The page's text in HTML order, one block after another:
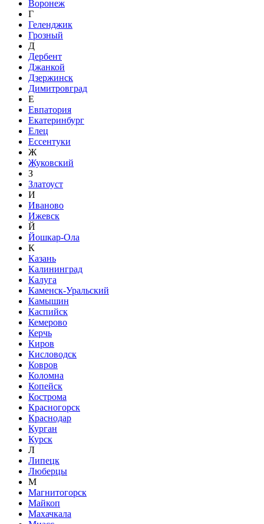
Воронеж
Г
Геленджик
Грозный
Д
Дербент
Джанкой
Дзержинск
Димитровград
Е
Евпатория
Екатеринбург
Елец
Ессентуки
Ж
Жуковский
З
Златоуст
И
Иваново
Ижевск
Й
Йошкар-Ола
К
Казань
Калининград
Калуга
Каменск-Уральский
Камышин
Каспийск
Кемерово
Керчь
Киров
Кисловодск
Ковров
Коломна
Копейск
Кострома
Красногорск
Краснодар
Курган
Курск
Л
Липецк
Люберцы
М
Магнитогорск
Майкоп
Махачкала